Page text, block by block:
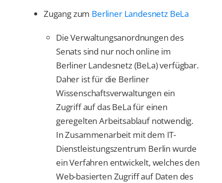
Zugang zum Berliner Landesnetz BeLa
Die Verwaltungsanordnungen des
Senats sind nur noch online im
Berliner Landesnetz (BeLa) verfügbar.
Daher ist für die Berliner
Wissenschaftsverwaltungen ein
Zugriff auf das BeLa für einen
geregelten Arbeitsablauf notwendig.
In Zusammenarbeit mit dem IT-
Dienstleistungszentrum Berlin wurde
ein Verfahren entwickelt, welches den
Web-basierten Zugriff auf Daten des